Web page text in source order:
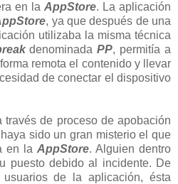
en la AppStore. La aplicación
, ya que después de una
utilizaba la misma técnica
denominadaPP, permitía a
remota el contenido y llevar
de conectar el dispositivo
de proceso de apobación
sido un gran misterio el que
en la AppStore. Alguien dentro
puesto debido al incidente. De
de la aplicación, ésta